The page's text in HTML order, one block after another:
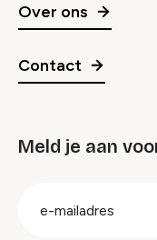
Over ons
Contact
Meld je aan